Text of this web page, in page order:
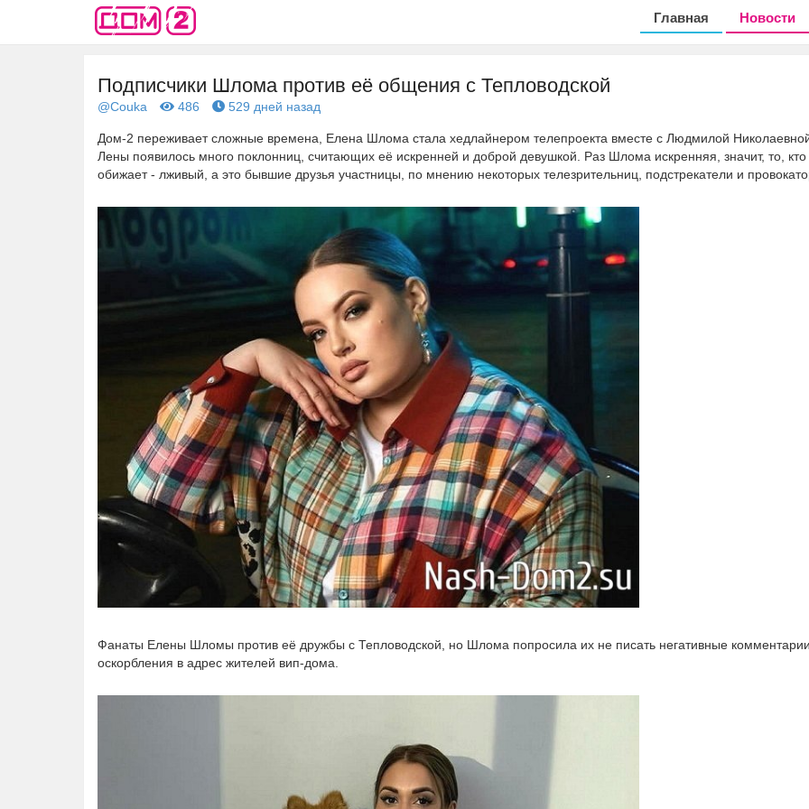
Главная Новости
Подписчики Шлома против её общения с Тепловодской
@Couka 486 529 дней назад
Дом-2 переживает сложные времена, Елена Шлома стала хедлайнером телепроекта вместе с Людмилой
Лены появилось много поклонниц, считающих её искренней и доброй девушкой. Раз Шлома искренняя, значит, то,
обижает - лживый, а это бывшие друзья участницы, по мнению некоторых телезрительниц, подстрекатели и
Фанаты Елены Шломы против её дружбы с Тепловодской, но Шлома попросила их не писать негативные
оскорбления в адрес жителей вип-дома.